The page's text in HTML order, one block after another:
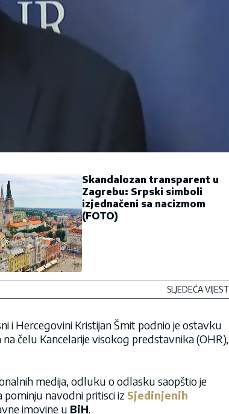
Skandalozan transparent u
Zagrebu: Srpski simboli
izjednačeni sa nacizmom
(FOTO)
SLJEDEĆA VIJEST
i Hercegovini Kristijan Šmit podnio je ostavku
čelu Kancelarije visokog predstavnika (OHR),
medija, odluku o odlasku saopštio je
pominju navodni pritisci iz Sjedinjenih
imovine u BiH.